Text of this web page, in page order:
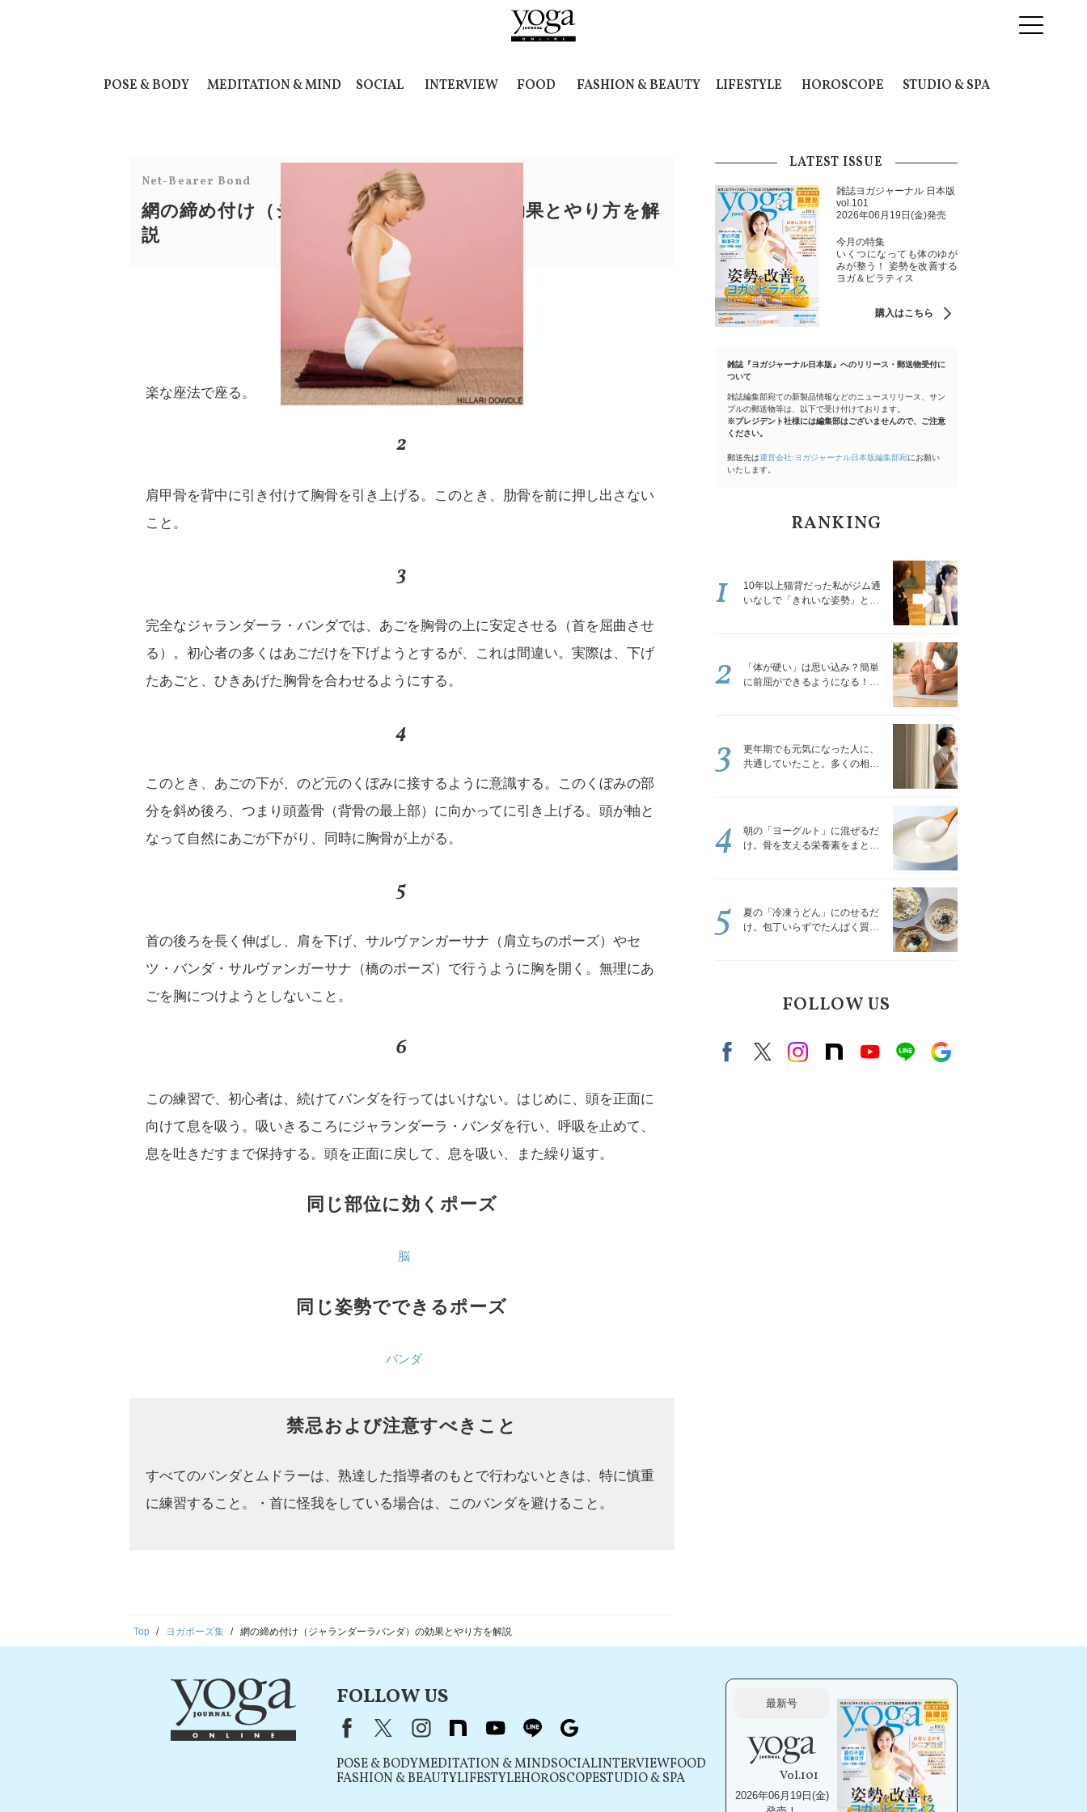
POSE & BODY MEDITATION & MIND SOCIAL INTERVIEW FOOD FASHION & BEAUTY LIFESTYLE HOROSCOPE STUDIO & SPA
Net-Bearer Bond
網の締め付け（ジャランダーラバンダ）の効果とやり方を解
説
ポーズのやり方
1
楽な座法で座る。
2
肩甲骨を背中に引き付けて胸骨を引き上げる。このとき、肋骨を前に押し出さない
こと。
3
完全なジャランダーラ・バンダでは、あごを胸骨の上に安定させる（首を屈曲させ
る）。初心者の多くはあごだけを下げようとするが、これは間違い。実際は、下げ
たあごと、ひきあげた胸骨を合わせるようにする。
4
このとき、あごの下が、のど元のくぼみに接するように意識する。このくぼみの部
分を斜め後ろ、つまり頭蓋骨（背骨の最上部）に向かってに引き上げる。頭が軸と
なって自然にあごが下がり、同時に胸骨が上がる。
5
首の後ろを長く伸ばし、肩を下げ、サルヴァンガーサナ（肩立ちのポーズ）やセ
ツ・バンダ・サルヴァンガーサナ（橋のポーズ）で行うように胸を開く。無理にあ
ごを胸につけようとしないこと。
6
この練習で、初心者は、続けてバンダを行ってはいけない。はじめに、頭を正面に
向けて息を吸う。吸いきるころにジャランダーラ・バンダを行い、呼吸を止めて、
息を吐きだすまで保持する。頭を正面に戻して、息を吸い、また繰り返す。
同じ部位に効くポーズ
脳
同じ姿勢でできるポーズ
バンダ
禁忌および注意すべきこと
すべてのバンダとムドラーは、熟達した指導者のもとで行わないときは、特に慎重
に練習すること。・首に怪我をしている場合は、このバンダを避けること。
Top ヨガポーズ集 網の締め付け（ジャランダーラバンダ）の効果とやり方を解説
LATEST ISSUE
雑誌ヨガジャーナル 日本版
vol.101
2026年06月19日(金)発売
今月の特集
いくつになっても体のゆが
みが整う！ 姿勢を改善する
ヨガ＆ピラティス
購入はこちら
雑誌『ヨガジャーナル日本版』へのリリース・郵送物受付に
ついて
雑誌編集部宛ての新製品情報などのニュースリリース、サン
プルの郵送物等は、以下で受け付けております。
※プレジデント社様には編集部はございませんので、ご注意
ください。
郵送先は運営会社:ヨガジャーナル日本版編集部宛にお願い
いたします。
RANKING
10年以上猫背だった私がジム通
いなしで「きれいな姿勢」と褒
1
「体が硬い」は思い込み？簡単
に前屈ができるようになる！腿
2
更年期でも元気になった人に、
共通していたこと。多くの相談
3
朝の「ヨーグルト」に混ぜるだ
け。骨を支える栄養素をまとめ
4
夏の「冷凍うどん」にのせるだ
け。包丁いらずでたんぱく質を
5
FOLLOW US
FacebookX（旧twitter）
instagram
note Youtubeline
FOLLOW US
FacebookX（旧Twitter）
instagram
note youtube line
POSE & BODYMEDITATION & MINDSOCIALINTERVIEWFOOD
FASHION & BEAUTYLIFESTYLEHOROSCOPESTUDIO & SPA
最新号
Vol.101
2026年06月19日(金)